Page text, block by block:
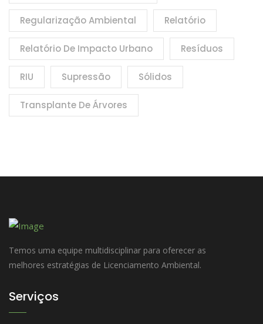
Regularização Ambiental Relatório
Relatório De Impacto Urbano Resíduos
RIU Supressão Sólidos
Transplante De Árvores
Temos uma equipe multidisciplinar para oferecer as
melhores estratégias de Licenciamento Ambiental.
Serviços